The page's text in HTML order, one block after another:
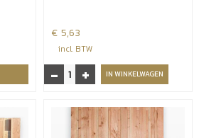
€ 5,63
incl. BTW
-
Paalhouder
op
+ IN WINKELWAGEN